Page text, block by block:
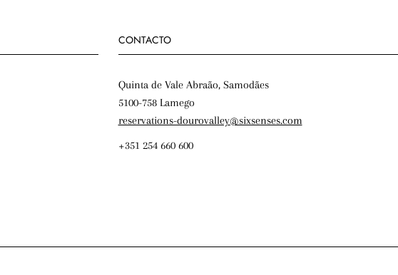
CONTACTO
Quinta de Vale Abraão, Samodães
5100-758 Lamego
reservations-dourovalley@sixsenses.com
+351 254 660 600